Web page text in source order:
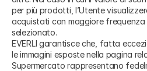
per più prodotti, l’Utente
acquistati con maggiore frequenza
selezionato.
EVERLI garantisce che, fatta
le immagini esposte nella pagina
Supermercato rappresentano